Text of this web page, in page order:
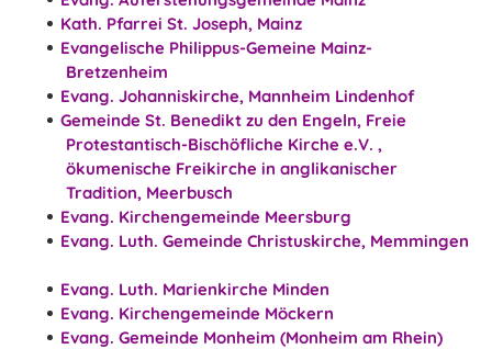
Kath. Pfarrei St. Joseph, Mainz
Evangelische Philippus-Gemeine Mainz-
Bretzenheim
Evang. Johanniskirche, Mannheim Lindenhof
Gemeinde St. Benedikt zu den Engeln, Freie
Protestantisch-Bischöfliche Kirche e.V. ,
ökumenische Freikirche in anglikanischer
Tradition, Meerbusch
Evang. Kirchengemeinde Meersburg
Evang. Luth. Gemeinde Christuskirche, Memmingen
Evang. Luth. Marienkirche Minden
Evang. Kirchengemeinde Möckern
Evang. Gemeinde Monheim (Monheim am Rhein)